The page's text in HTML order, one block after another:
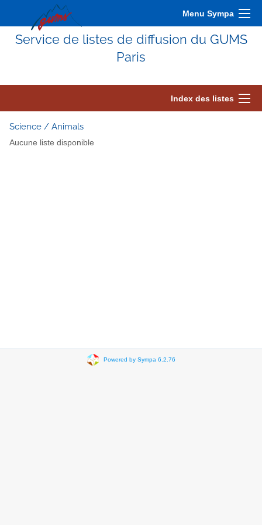
Menu Sympa
Service de listes de diffusion du GUMS
Paris
Index des listes
Science / Animals
Aucune liste disponible
Powered by Sympa 6.2.76